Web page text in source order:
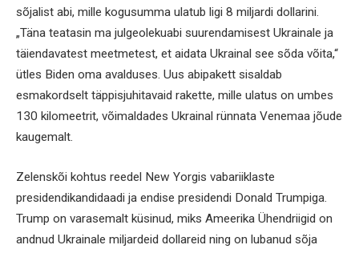
sõjalist abi, mille kogusumma ulatub ligi 8 miljardi dollarini.
„Täna teatasin ma julgeolekuabi suurendamisest Ukrainale ja
täiendavatest meetmetest, et aidata Ukrainal see sõda võita,“
ütles Biden oma avalduses. Uus abipakett sisaldab
esmakordselt täppisjuhitavaid rakette, mille ulatus on umbes
130 kilomeetrit, võimaldades Ukrainal rünnata Venemaa jõude
kaugemalt.
Zelenskõi kohtus reedel New Yorgis vabariiklaste
presidendikandidaadi ja endise presidendi Donald Trumpiga.
Trump on varasemalt küsinud, miks Ameerika Ühendriigid on
andnud Ukrainale miljardeid dollareid ning on lubanud sõja